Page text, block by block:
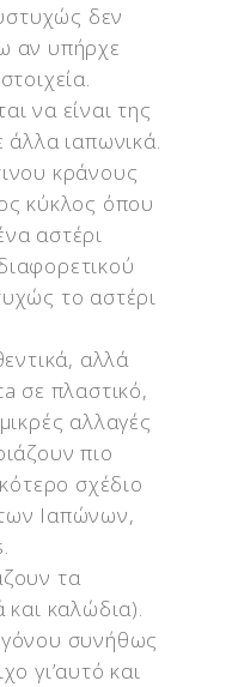
δεν
αν υπήρχε
να είναι της
ιαπωνικά.
κράνους
κύκλος όπου
αστέρι
το αστέρι
αλλά
σε πλαστικό,
αλλαγές
πιο
σχέδιο
Ιαπώνων,
τα
και καλώδια).
συνήθως
γι’αυτό και